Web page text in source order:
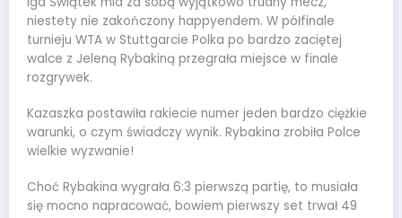
niestety nie zakończony happyendem. W półfinale
turnieju WTA w Stuttgarcie Polka po bardzo zaciętej
walce z Jeleną Rybakiną przegrała miejsce w finale
rozgrywek.
Kazaszka postawiła rakiecie numer jeden bardzo ciężkie
warunki, o czym świadczy wynik. Rybakina zrobiła Polce
wielkie wyzwanie!
Choć Rybakina wygrała 6:3 pierwszą partię, to musiała
się mocno napracować, bowiem pierwszy set trwał 49